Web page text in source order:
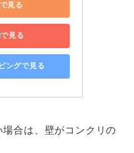
見る
見る
ングで見る
合は、壁がコンクリの